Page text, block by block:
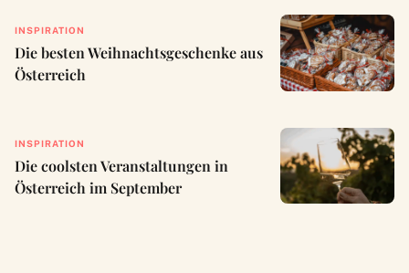
INSPIRATION
Die besten Weihnachtsgeschenke aus
Österreich
INSPIRATION
Die coolsten Veranstaltungen in
Österreich im September